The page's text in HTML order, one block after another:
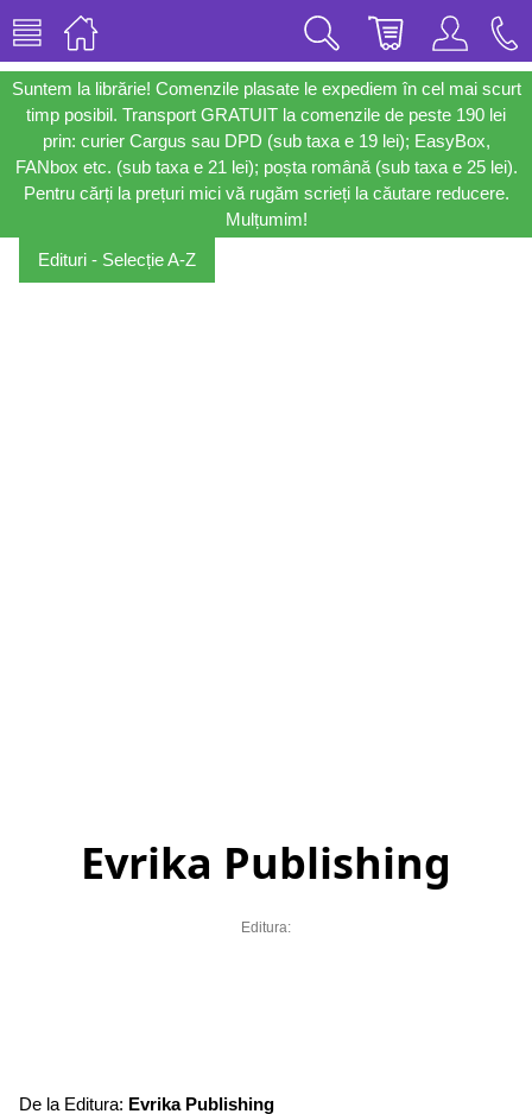
Suntem la librărie! Comenzile plasate le expediem în cel mai scurt
timp posibil. Transport GRATUIT la comenzile de peste 190 lei
prin: curier Cargus sau DPD (sub taxa e 19 lei); EasyBox,
FANbox etc. (sub taxa e 21 lei); poșta română (sub taxa e 25 lei).
Pentru cărți la prețuri mici vă rugăm scrieți la căutare reducere.
Mulțumim!
Edituri - Selecție A-Z
Evrika Publishing
Editura:
De la Editura: Evrika Publishing